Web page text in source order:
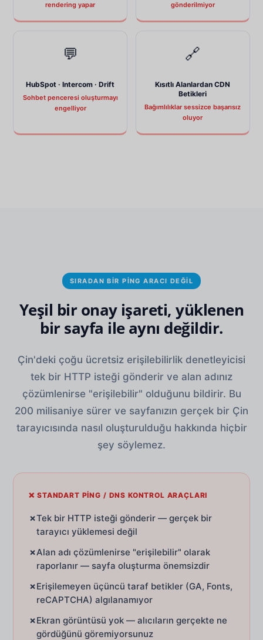
rendering yapar gönderilmiyor
💬
HubSpot · Intercom · Drift
Sohbet penceresi oluşturmayı
engelliyor
🔗
Kısıtlı Alanlardan CDN
Betikleri
Bağımlılıklar sessizce başarısız
oluyor
SIRADAN BIR PING ARACI DEĞIL
Yeşil bir onay işareti, yüklenen
bir sayfa ile aynı değildir.
Çin'deki çoğu ücretsiz erişilebilirlik denetleyicisi
tek bir HTTP isteği gönderir ve alan adınız
çözümlenirse "erişilebilir" olduğunu bildirir. Bu
200 milisaniye sürer ve sayfanızın gerçek bir Çin
tarayıcısında nasıl oluşturulduğu hakkında hiçbir
şey söylemez.
❌ STANDART PING / DNS KONTROL ARAÇLARI
✗Tek bir HTTP isteği gönderir — gerçek bir
tarayıcı yüklemesi değil
✗Alan adı çözümlenirse "erişilebilir" olarak
raporlanır — sayfa oluşturma önemsizdir
✗Erişilemeyen üçüncü taraf betikler (GA, Fonts,
reCAPTCHA) algılanamıyor
✗Ekran görüntüsü yok — alıcıların gerçekte ne
gördüğünü göremiyorsunuz